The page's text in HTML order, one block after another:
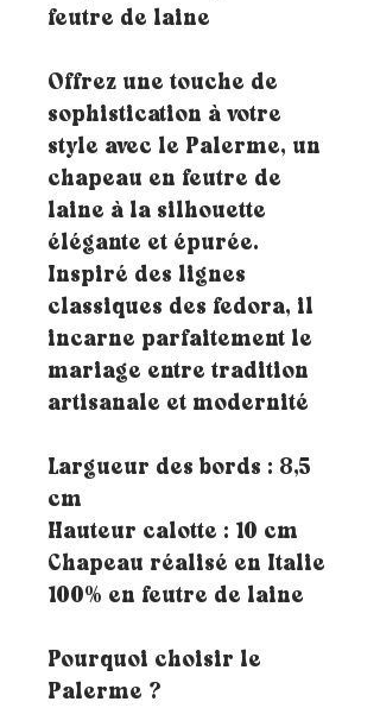
feutre de laine
Offrez une touche de
sophistication à votre
style avec le Palerme, un
chapeau en feutre de
laine à la silhouette
élégante et épurée.
Inspiré des lignes
classiques des fedora, il
incarne parfaitement le
mariage entre tradition
artisanale et modernité
Largueur des bords : 8,5
cm
Hauteur calotte : 10 cm
Chapeau réalisé en Italie
100% en feutre de laine
Pourquoi choisir le
Palerme ?